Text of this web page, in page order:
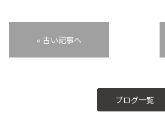
« 古い記事へ
ブログ一覧